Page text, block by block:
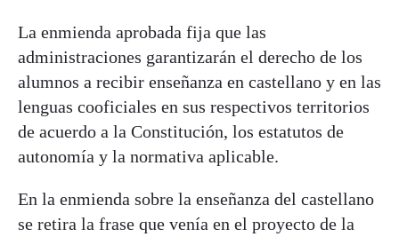
La enmienda aprobada fija que las
administraciones garantizarán el derecho de los
alumnos a recibir enseñanza en castellano y en las
lenguas cooficiales en sus respectivos territorios
de acuerdo a la Constitución, los estatutos de
autonomía y la normativa aplicable.
En la enmienda sobre la enseñanza del castellano
se retira la frase que venía en el proyecto de la